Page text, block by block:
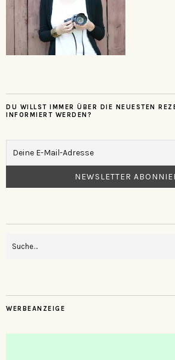
DU WILLST IMMER ÜBER DIE NEUESTEN
INFORMIERT WERDEN?
WERBEANZEIGE